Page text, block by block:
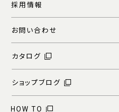
採用情報
お問い合わせ
カタログ
ショップブログ
HOW TO